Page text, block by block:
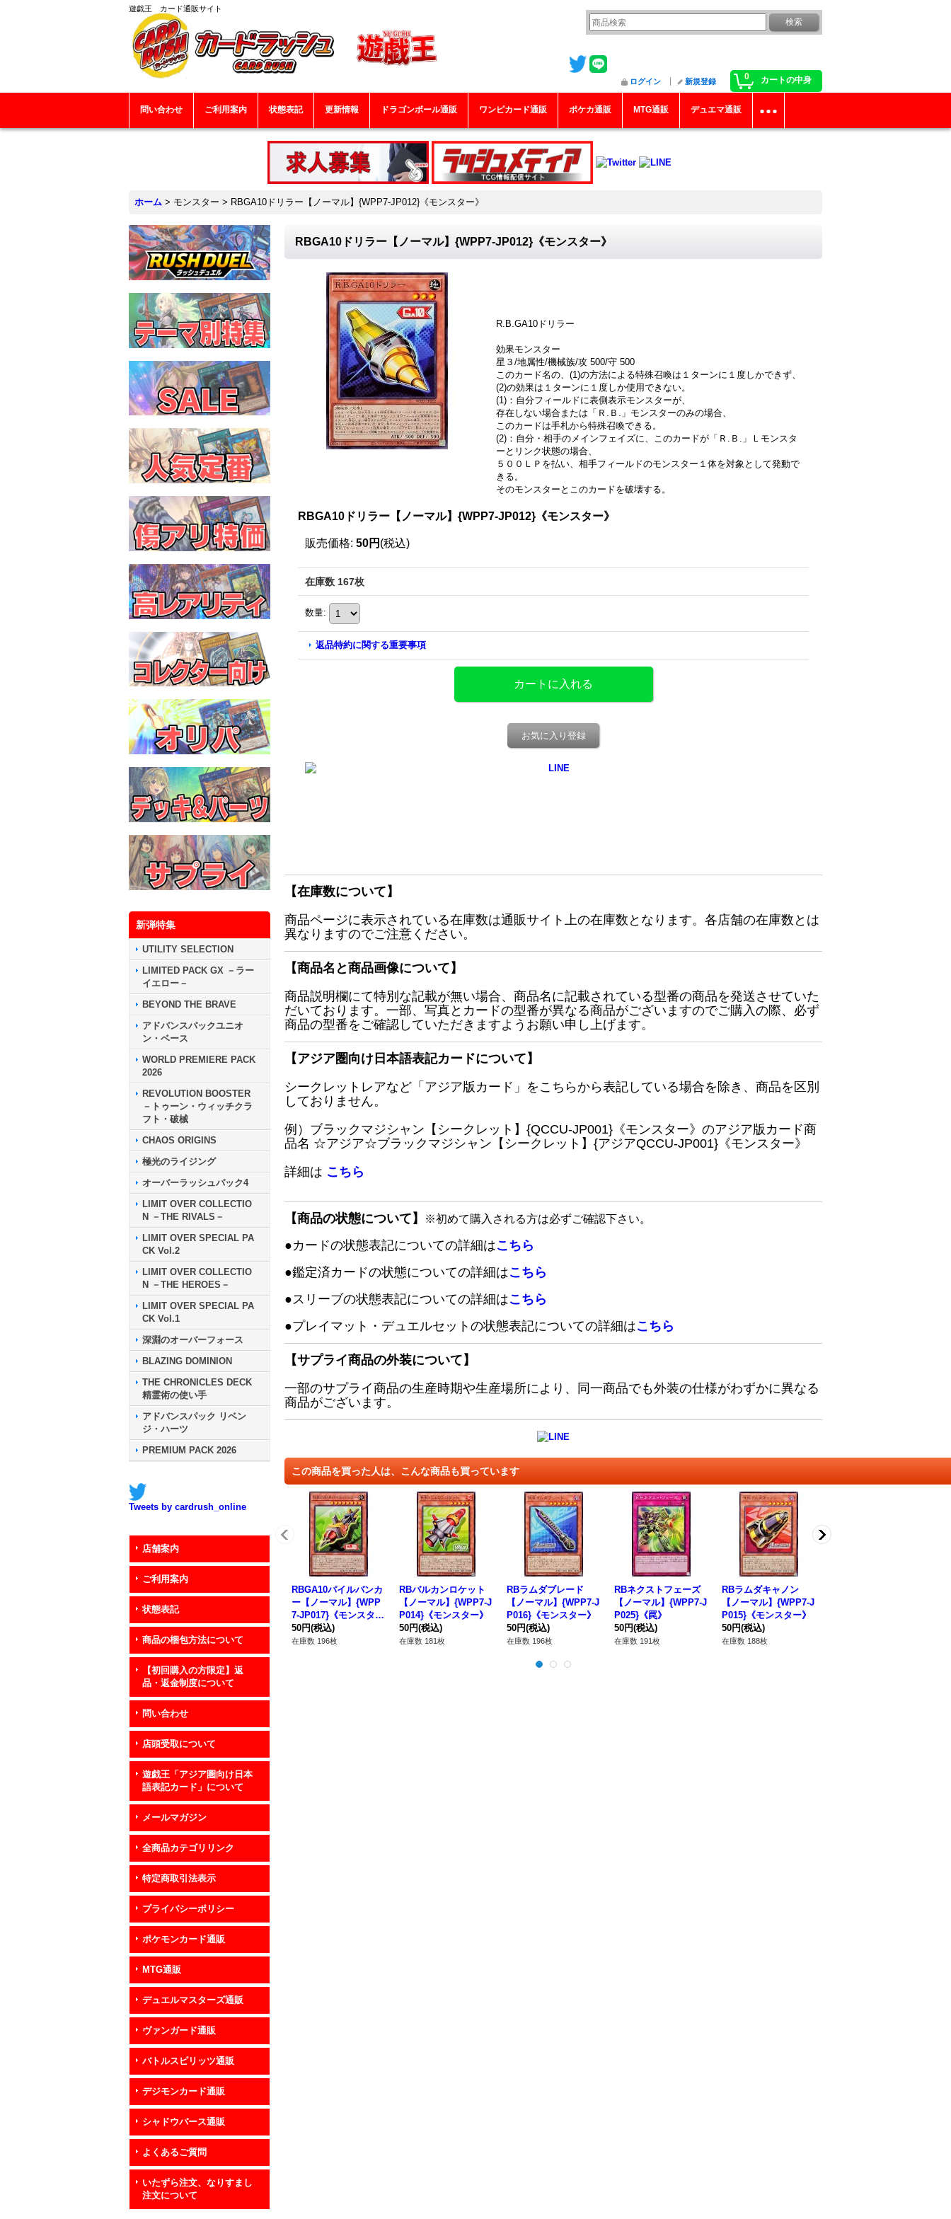
遊戯王 カード通販サイト
0 カートの中身
ログイン 新規登録
問い合わせ ご利用案内 状態表記 更新情報 ドラゴンボール通販 ワンピカード通販 ポケカ通販 MTG通販 デュエマ通販
ホーム > モンスター > RBGA10ドリラー【ノーマル】{WPP7-JP012}《モンスター》
新弾特集
UTILITY SELECTION
LIMITED PACK GX －ラー
イエロー－
BEYOND THE BRAVE
アドバンスパックユニオ
ン・ベース
WORLD PREMIERE PACK
2026
REVOLUTION BOOSTER
－トゥーン・ウィッチクラ
フト・破械
CHAOS ORIGINS
極光のライジング
オーバーラッシュパック4
LIMIT OVER COLLECTIO
N －THE RIVALS－
LIMIT OVER SPECIAL PA
CK Vol.2
LIMIT OVER COLLECTIO
N －THE HEROES－
LIMIT OVER SPECIAL PA
CK Vol.1
深淵のオーバーフォース
BLAZING DOMINION
THE CHRONICLES DECK
精霊術の使い手
アドバンスパック リベン
ジ・ハーツ
PREMIUM PACK 2026
Tweets by cardrush_online
店舗案内
ご利用案内
状態表記
商品の梱包方法について
【初回購入の方限定】返
品・返金制度について
問い合わせ
店頭受取について
遊戯王「アジア圏向け日本
語表記カード」について
メールマガジン
全商品カテゴリリンク
特定商取引法表示
プライバシーポリシー
ポケモンカード通販
MTG通販
デュエルマスターズ通販
ヴァンガード通販
バトルスピリッツ通販
デジモンカード通販
シャドウバース通販
よくあるご質問
いたずら注文、なりすまし
注文について
RBGA10ドリラー【ノーマル】{WPP7-JP012}《モンスター》
R.B.GA10ドリラー
効果モンスター
星３/地属性/機械族/攻 500/守 500
このカード名の、(1)の方法による特殊召喚は１ターンに１度しかできず、
(2)の効果は１ターンに１度しか使用できない。
(1)：自分フィールドに表側表示モンスターが、
存在しない場合または「Ｒ.Ｂ.」モンスターのみの場合、
このカードは手札から特殊召喚できる。
(2)：自分・相手のメインフェイズに、このカードが「Ｒ.Ｂ.」Ｌモンスタ
ーとリンク状態の場合、
５００ＬＰを払い、相手フィールドのモンスター１体を対象として発動で
きる。
そのモンスターとこのカードを破壊する。
RBGA10ドリラー【ノーマル】{WPP7-JP012}《モンスター》
販売価格: 50円 (税込)
在庫数 167枚
数量:
返品特約に関する重要事項
お気に入り登録
【在庫数について】
商品ページに表示されている在庫数は通販サイト上の在庫数となります。各店舗の在庫数とは
異なりますのでご注意ください。
【商品名と商品画像について】
商品説明欄にて特別な記載が無い場合、商品名に記載されている型番の商品を発送させていた
だいております。一部、写真とカードの型番が異なる商品がございますのでご購入の際、必ず
商品の型番をご確認していただきますようお願い申し上げます。
【アジア圏向け日本語表記カードについて】
シークレットレアなど「アジア版カード」をこちらから表記している場合を除き、商品を区別
しておりません。
例）ブラックマジシャン【シークレット】{QCCU-JP001}《モンスター》のアジア版カード商
品名 ☆アジア☆ブラックマジシャン【シークレット】{アジアQCCU-JP001}《モンスター》
詳細は こちら
【商品の状態について】 ※初めて購入される方は必ずご確認下さい。
●カードの状態表記についての詳細はこちら
●鑑定済カードの状態についての詳細はこちら
●スリーブの状態表記についての詳細はこちら
●プレイマット・デュエルセットの状態表記についての詳細はこちら
【サプライ商品の外装について】
一部のサプライ商品の生産時期や生産場所により、同一商品でも外装の仕様がわずかに異なる
商品がございます。
この商品を買った人は、こんな商品も買っています
RBGA10パイルバンカ
ー【ノーマル】{WPP
7-JP017}《モンスタ
ー》
50円(税込)
在庫数 196枚
RBバルカンロケット
【ノーマル】{WPP7-J
P014}《モンスター》
50円(税込)
在庫数 181枚
RBラムダブレード
【ノーマル】{WPP7-J
P016}《モンスター》
50円(税込)
在庫数 196枚
RBネクストフェーズ
【ノーマル】{WPP7-J
P025}《罠》
50円(税込)
在庫数 191枚
RBラムダキャノン
【ノーマル】{WPP7-J
P015}《モンスター》
50円(税込)
在庫数 188枚